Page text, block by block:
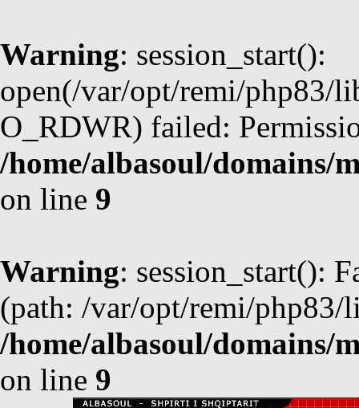
Warning: session_start():
open(/var/opt/remi/php83/
O_RDWR) failed:
/home/albasoul/domains/
on line 9
Warning: session_start():
(path: /var/opt/remi/php83/
/home/albasoul/domains/
on line 9